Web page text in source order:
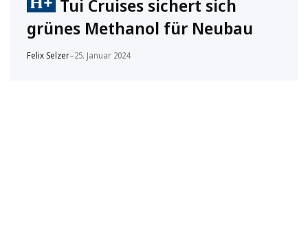
Tui Cruises sichert sich
grünes Methanol für Neubau
Felix Selzer–25. Januar 2024